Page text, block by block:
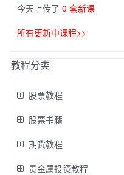
今天上传了 0 套新课
所有更新中课程>>
教程分类
股票教程
股票书籍
期货教程
贵金属投资教程